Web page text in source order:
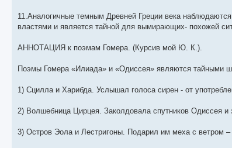
11.Аналогичные темным Древней Греции века
властями и является тайной для вымирающих- похожей
АННОТАЦИЯ к поэмам Гомера. (Курсив мой Ю. К.).
Поэмы Гомера «Илиада» и «Одиссея» являются тайными
1) Сцилла и Харибда. Услышал голоса сирен - от
2) Волшебница Цирцея. Заколдовала спутников Одиссея
3) Остров Эола и Лестригоны. Подарил им меха с ветром